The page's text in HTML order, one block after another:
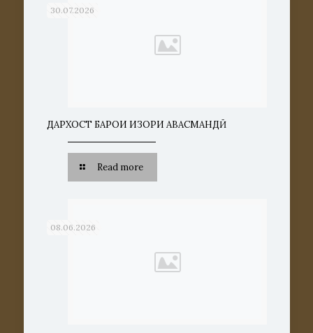
30.07.2026
ДАРХОСТ БАРОИ ИЗҲОРИ ҲАВАСМАНДӢ
Read more
08.06.2026